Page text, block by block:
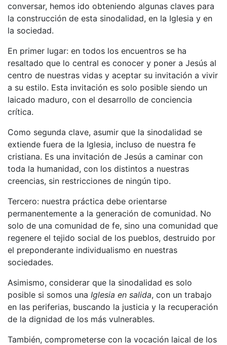
conversar, hemos ido obteniendo algunas claves para
la construcción de esta sinodalidad, en la Iglesia y en
la sociedad.
En primer lugar: en todos los encuentros se ha
resaltado que lo central es conocer y poner a Jesús al
centro de nuestras vidas y aceptar su invitación a vivir
a su estilo. Esta invitación es solo posible siendo un
laicado maduro, con el desarrollo de conciencia
crítica.
Como segunda clave, asumir que la sinodalidad se
extiende fuera de la Iglesia, incluso de nuestra fe
cristiana. Es una invitación de Jesús a caminar con
toda la humanidad, con los distintos a nuestras
creencias, sin restricciones de ningún tipo.
Tercero: nuestra práctica debe orientarse
permanentemente a la generación de comunidad. No
solo de una comunidad de fe, sino una comunidad que
regenere el tejido social de los pueblos, destruido por
el preponderante individualismo en nuestras
sociedades.
Asimismo, considerar que la sinodalidad es solo
posible si somos una Iglesia en salida, con un trabajo
en las periferias, buscando la justicia y la recuperación
de la dignidad de los más vulnerables.
También, comprometerse con la vocación laical de los